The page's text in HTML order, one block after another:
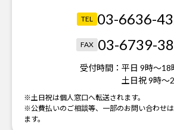
TEL 03-6636-
FAX 03-6739-
受付時間： 平日 9時～18
土日祝 9時～
※土日祝は個人窓口へ転送されます。
※公費払いのご相談等、一部のお問い合わせ
ます。